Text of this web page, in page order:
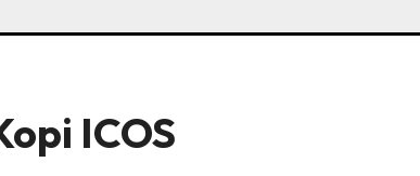
ICOS